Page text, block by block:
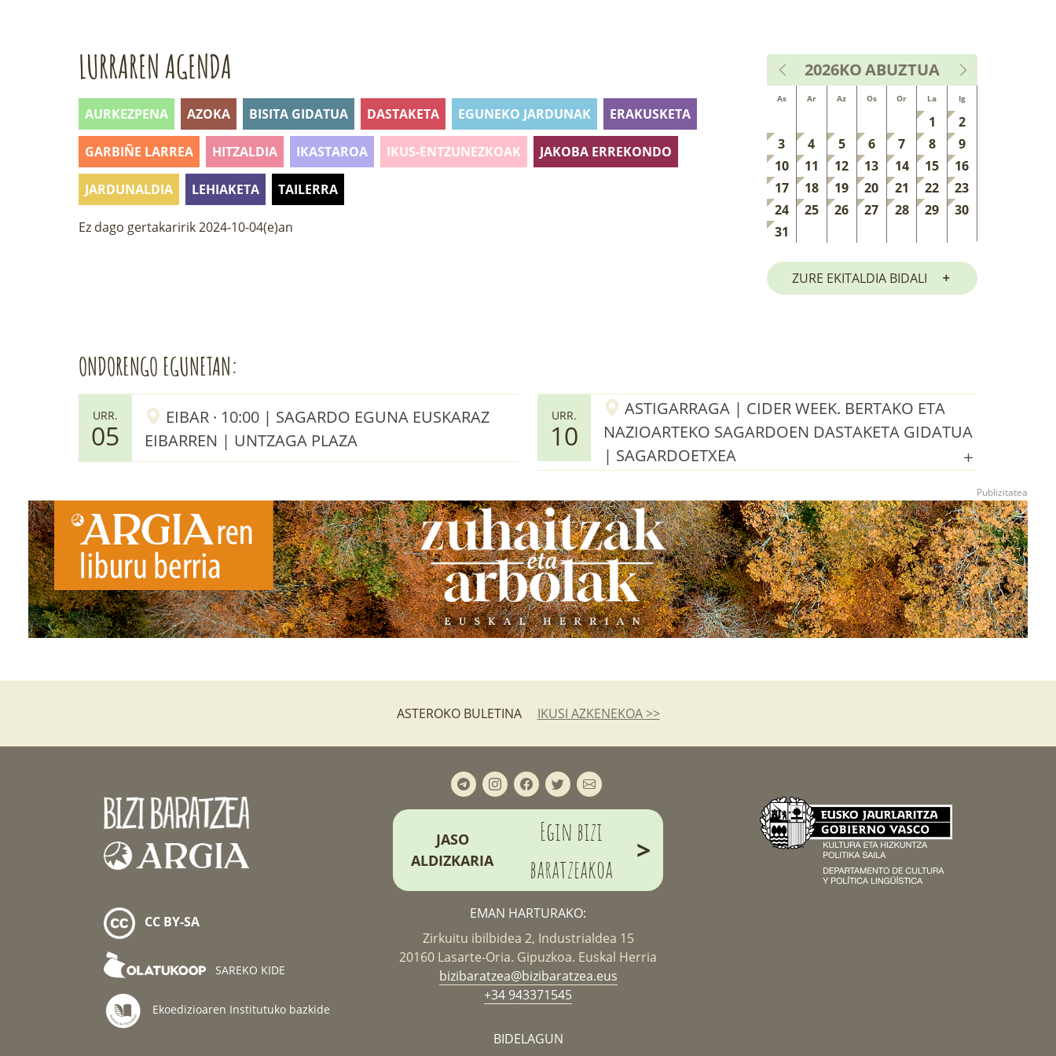
LURRAREN AGENDA
AURKEZPENA AZOKA BISITA GIDATUA DASTAKETA EGUNEKO JARDUNAK ERAKUSKETA
GARBIÑE LARREA HITZALDIA IKASTAROA IKUS-ENTZUNEZKOAK JAKOBA ERREKONDO
JARDUNALDIA LEHIAKETA TAILERRA
Ez dago gertakaririk 2024-10-04(e)an
2026KOABUZTUA
As Ar Az Os Or La Ig
1
2
3
4 5 6 7 8
9
10
11 12 13 14 15
16
17
18 19 20 21 22
23
24
25 26 27 28 29
30
31
ZURE EKITALDIA BIDALI
ONDORENGO EGUNETAN:
URR.
05
EIBAR · 10:00 | SAGARDO EGUNA EUSKARAZ
EIBARREN | UNTZAGA PLAZA
URR.
10
ASTIGARRAGA | CIDER WEEK. BERTAKO ETA
NAZIOARTEKO SAGARDOEN DASTAKETA GIDATUA
| SAGARDOETXEA
ASTEROKO BULETINA IKUSI AZKENEKOA >>
CC BY-SA
SAREKO KIDE
Ekoedizioaren Institutuko bazkide
JASO
ALDIZKARIA
Egin bizi
baratzeakoa
>
EMAN HARTURAKO:
Zirkuitu ibilbidea 2, Industrialdea 15
20160 Lasarte-Oria. Gipuzkoa. Euskal Herria
bizibaratzea@bizibaratzea.eus
+34 943371545
BIDELAGUN